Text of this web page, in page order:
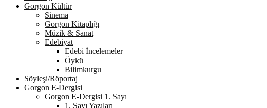
Gorgon Kültür
Sinema
Gorgon Kitaplığı
Müzik & Sanat
Edebiyat
Edebi İncelemeler
Öykü
Bilimkurgu
Söyleşi/Röportaj
Gorgon E-Dergisi
Gorgon E-Dergisi 1. Sayı
1. Sayı Yazıları